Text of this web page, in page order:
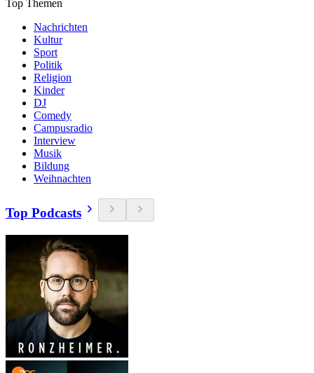
Top Themen
Nachrichten
Kultur
Sport
Politik
Religion
Kinder
DJ
Comedy
Campusradio
Interview
Musik
Bildung
Weihnachten
Top Podcasts